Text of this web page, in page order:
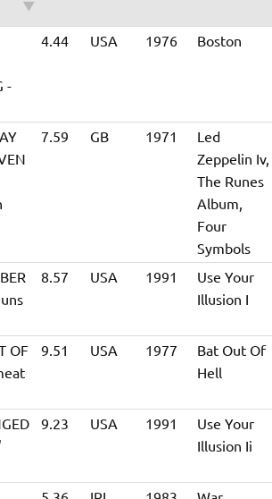
-
4.44 USA 1976 Boston
7.59 GB 1971
Led
Zeppelin Iv,
The Runes
Album,
Four
Symbols
8.57 USA 1991
Use Your
Illusion I
OF
9.51 USA 1977
Bat Out Of
Hell
9.23 USA 1991
Use Your
Illusion Ii